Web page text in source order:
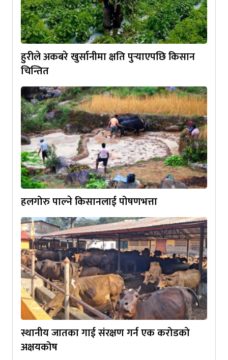
हुरीले अकबरे खुर्सानीमा क्षति पुर्‍याएपछि किसान
चिन्तित
हलगोरु पाल्ने किसानलाई पोषणभत्ता
स्थानीय जातका गाई संरक्षण गर्न एक करोडको
अक्षयकोष